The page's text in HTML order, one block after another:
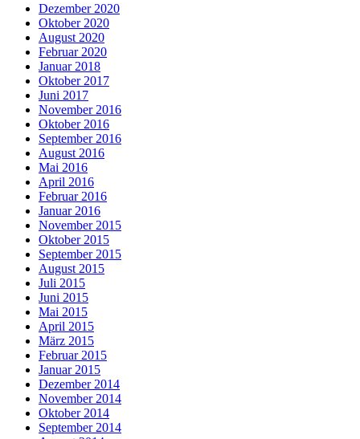
Dezember 2020
Oktober 2020
August 2020
Februar 2020
Januar 2018
Oktober 2017
Juni 2017
November 2016
Oktober 2016
September 2016
August 2016
Mai 2016
April 2016
Februar 2016
Januar 2016
November 2015
Oktober 2015
September 2015
August 2015
Juli 2015
Juni 2015
Mai 2015
April 2015
März 2015
Februar 2015
Januar 2015
Dezember 2014
November 2014
Oktober 2014
September 2014